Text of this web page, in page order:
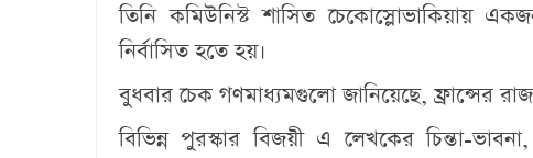
তিনি কমিউনিস্ট শাসিত চেকোস্লোভাকিয়ায়
নির্বাসিত হতে হয়।
বুধবার চেক গণমাধ্যমগুলো জানিয়েছে, ফ্রান্সের
বিভিন্ন পুরস্কার বিজয়ী এ লেখকের চিন্তা-